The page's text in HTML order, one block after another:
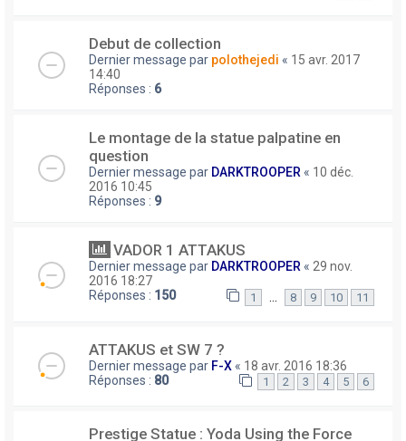
Debut de collection
Dernier message par polothejedi « 15 avr. 2017
14:40
Réponses : 6
Le montage de la statue palpatine en
question
Dernier message par DARKTROOPER « 10 déc.
2016 10:45
Réponses : 9
VADOR 1 ATTAKUS
Dernier message par DARKTROOPER « 29 nov.
2016 18:27
Réponses : 150 1 8 9 10 11
ATTAKUS et SW 7 ?
Dernier message par F-X « 18 avr. 2016 18:36
Réponses : 80 1 2 3 4 5 6
Prestige Statue : Yoda Using the Force